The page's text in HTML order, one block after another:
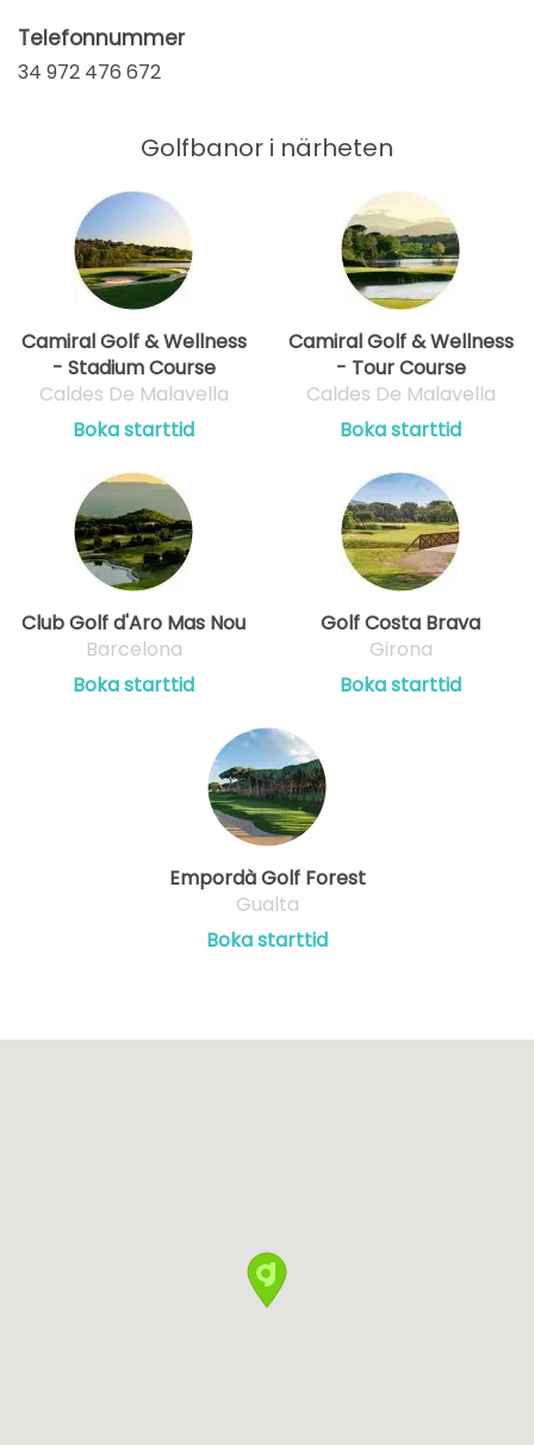
Telefonnummer
34 972 476 672
Golfbanor i närheten
Camiral Golf & Wellness
- Stadium Course
Caldes De Malavella
Boka starttid
Camiral Golf & Wellness
- Tour Course
Caldes De Malavella
Boka starttid
Club Golf d'Aro Mas Nou
Barcelona
Boka starttid
Golf Costa Brava
Girona
Boka starttid
Empordà Golf Forest
Gualta
Boka starttid